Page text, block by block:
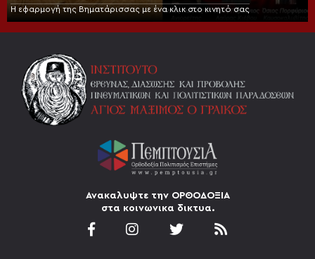
Η εφαρμογή της Βηματάρισσας με ένα κλικ στο κινητό σας
Ανακαλυψτε την ΟΡΘΟΔΟΞΙΑ
στα κοινωνικα δικτυα.